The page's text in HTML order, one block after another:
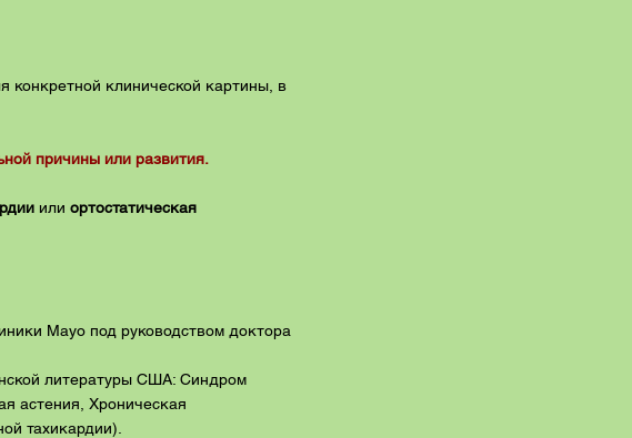
конкретной клинической картины, в
причины или развития.
или ортостатическая
Mayo под руководством доктора
литературы США: Синдром
астения, Хроническая
тахикардии).